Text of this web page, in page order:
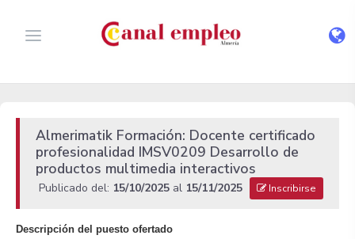
Almerimatik Formación: Docente certificado
profesionalidad IMSV0209 Desarrollo de
productos multimedia interactivos
Publicado del: 15/10/2025 al 15/11/2025 Inscribirse
Descripción del puesto ofertado